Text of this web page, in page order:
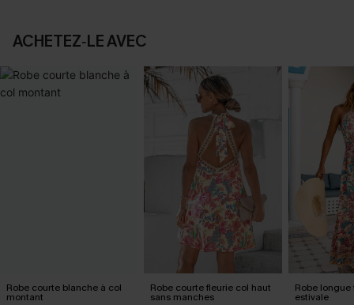
ACHETEZ‑LE AVEC
Robe courte blanche à col
montant
Robe courte fleurie col haut
sans manches
Robe
estivale